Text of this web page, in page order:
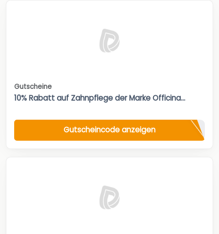
Gutscheine
10% Rabatt auf Zahnpflege der Marke Officina...
Gutscheincode anzeigen